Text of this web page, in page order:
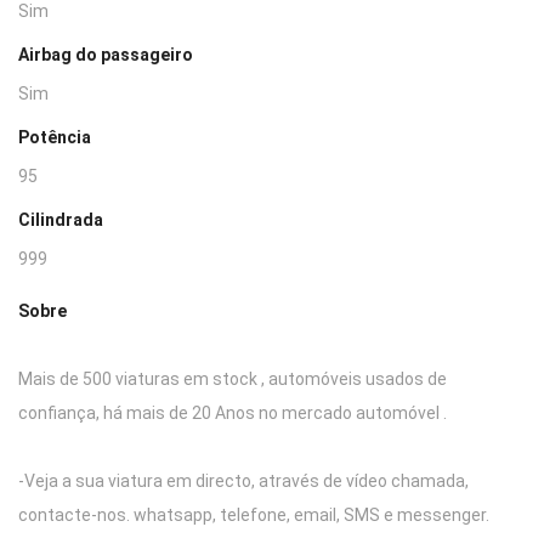
Sim
Airbag do passageiro
Sim
Potência
95
Cilindrada
999
Sobre
Mais de 500 viaturas em stock , automóveis usados de
confiança, há mais de 20 Anos no mercado automóvel .
-Veja a sua viatura em directo, através de vídeo chamada,
contacte-nos. whatsapp, telefone, email, SMS e messenger.